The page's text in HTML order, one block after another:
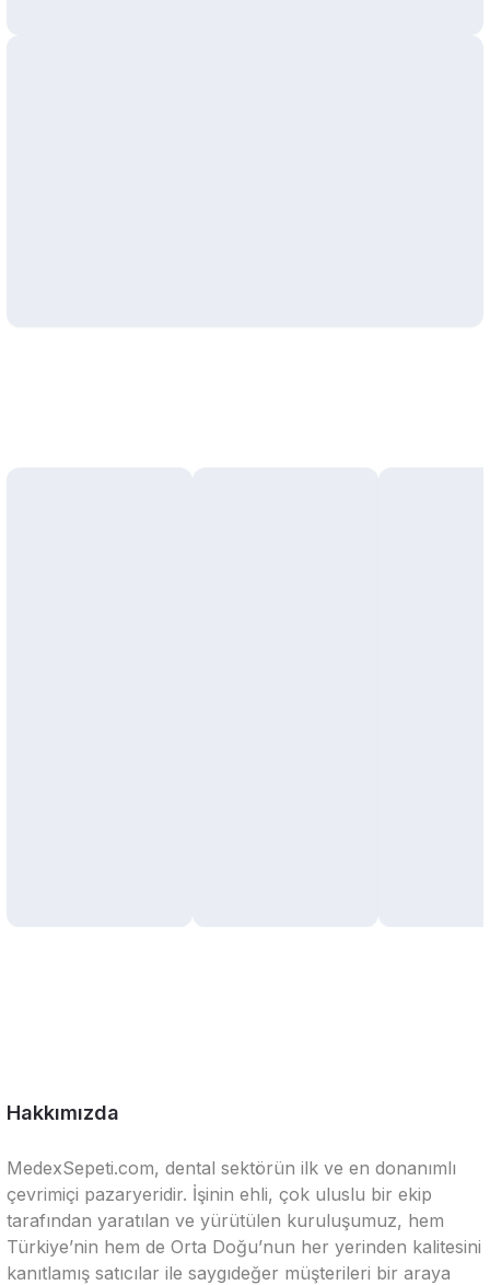
Hakkımızda
MedexSepeti.com, dental sektörün ilk ve en donanımlı
çevrimiçi pazaryeridir. İşinin ehli, çok uluslu bir ekip
tarafından yaratılan ve yürütülen kuruluşumuz, hem
Türkiye’nin hem de Orta Doğu’nun her yerinden kalitesini
kanıtlamış satıcılar ile saygıdeğer müşterileri bir araya